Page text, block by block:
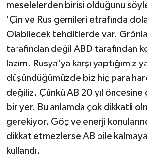
meselelerden birisi olduğunu
'Çin ve Rus gemileri etrafında
Olabilecek tehditlerde var.
tarafından değil ABD tarafından
lazım. Rusya'ya karşı yaptığımız
düşündüğümüzde biz hiç para
değiliz. Çünkü AB 20 yıl öncesine
bir yer. Bu anlamda çok dikkatli
gerekiyor. Göç ve enerji
dikkat etmezlerse AB bile
kullandı.